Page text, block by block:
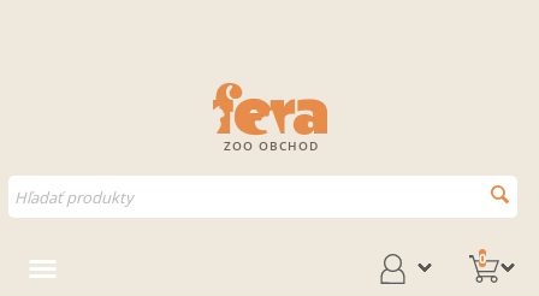
ZOO OBCHOD
0